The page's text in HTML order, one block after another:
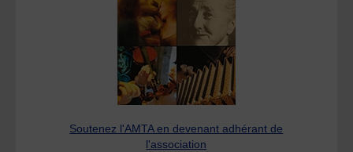
Soutenez l'AMTA en devenant adhérant de
l'association